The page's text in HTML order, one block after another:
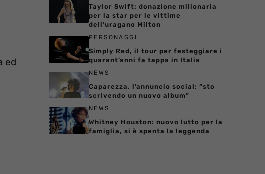
ed
Taylor Swift: donazione milionaria
per la star per le vittime
dell’uragano Milton
PERSONAGGI
Simply Red, il tour per festeggiare i
quarant’anni fa tappa in Italia
NEWS
Caparezza, l’annuncio social: “sto
scrivendo un nuovo album”
NEWS
Whitney Houston: nuovo lutto per la
famiglia, si è spenta la leggenda